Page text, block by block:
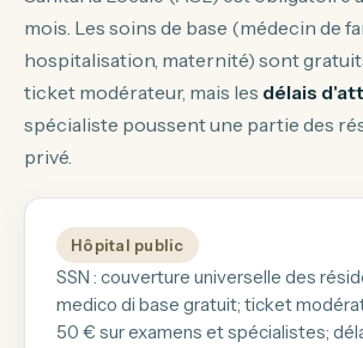
mois. Les soins de base (médecin de
hospitalisation, maternité) sont
ticket modérateur, mais les délais
spécialiste poussent une partie des
privé.
Hôpital public
SSN : couverture universelle des
medico di base gratuit; ticket
50 € sur examens et spécialistes;